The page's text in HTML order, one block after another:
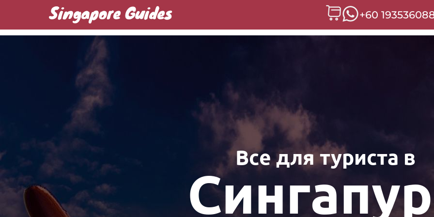
Singapore Guides +60
Домашняя
Все для туриста в